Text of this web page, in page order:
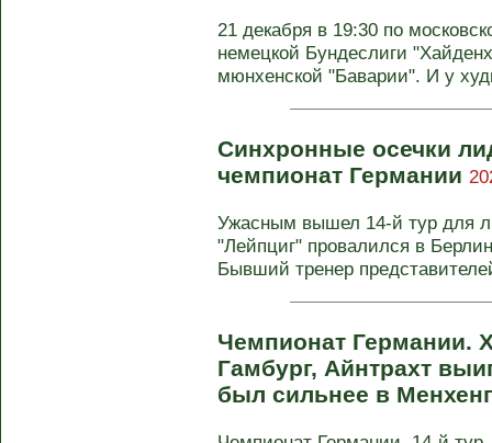
21 декабря в 19:30 по
немецкой Бундеслиги
мюнхенской "Баварии". И у
Синхронные осечки
чемпионат Германии
Ужасным вышел 14-й тур для
"Лейпциг" провалился в
Бывший тренер
Чемпионат Германии.
Гамбург, Айнтрахт
был сильнее в